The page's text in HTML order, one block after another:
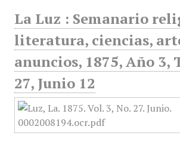
La Luz : Semanario
literatura, ciencias,
anuncios, 1875, Año 3,
27, Junio 12